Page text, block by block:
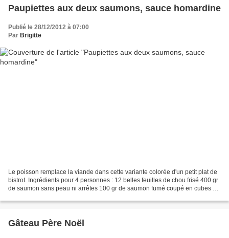
Paupiettes aux deux saumons, sauce homardine
Publié le 28/12/2012 à 07:00
Par Brigitte
Le poisson remplace la viande dans cette variante colorée d'un petit plat de
bistrot. Ingrédients pour 4 personnes : 12 belles feuilles de chou frisé 400 gr
de saumon sans peau ni arrêtes 100 gr de saumon fumé coupé en cubes 2
Gâteau Père Noël